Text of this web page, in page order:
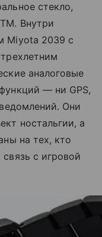
стекло,
Внутри
Miyota 2039 с
аналоговые
— ни GPS,
Они
ностальгии, а
на тех, кто
с игровой